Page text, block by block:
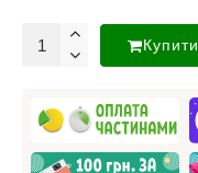
Купити